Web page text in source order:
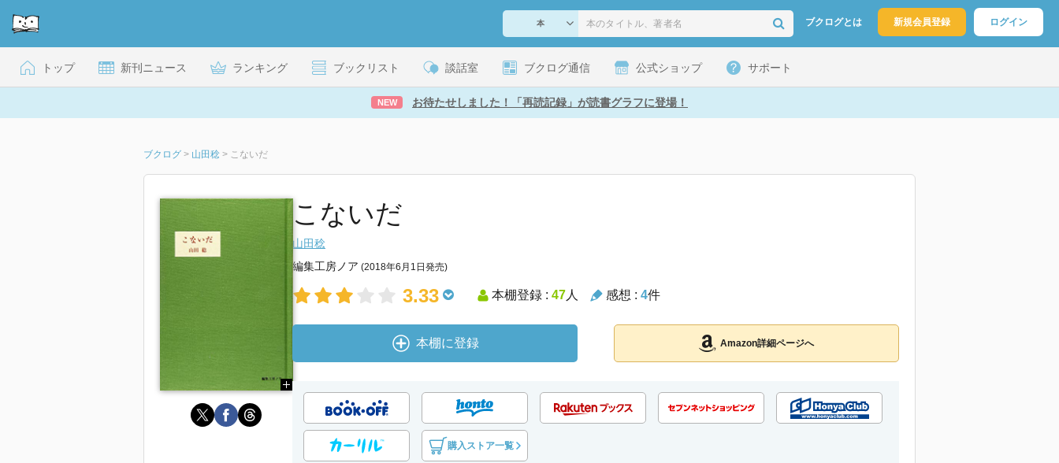
ブクログとは 新規会員登録 ログイン
トップ 新刊ニュース ランキング ブックリスト 談話室 ブクログ通信 公式ショップ サポート
NEW お待たせしました！「再読記録」が読書グラフに登場！
ブクログ > 山田稔 > こないだ
こないだ
山田稔
編集工房ノア (2018年6月1日発売)
3.33 本棚登録 : 47人 感想 : 4件
本棚に登録 Amazon詳細ページへ
購入ストア一覧